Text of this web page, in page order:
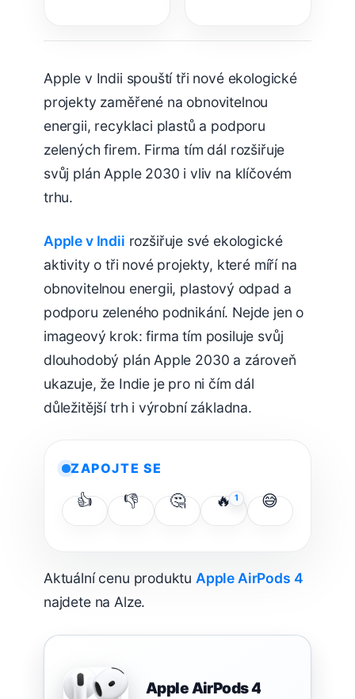
Apple v Indii spouští tři nové ekologické
projekty zaměřené na obnovitelnou
energii, recyklaci plastů a podporu
zelených firem. Firma tím dál rozšiřuje
svůj plán Apple 2030 i vliv na klíčovém
trhu.
Apple v Indii rozšiřuje své ekologické
aktivity o tři nové projekty, které míří na
obnovitelnou energii, plastový odpad a
podporu zeleného podnikání. Nejde jen o
imageový krok: firma tím posiluje svůj
dlouhodobý plán Apple 2030 a zároveň
ukazuje, že Indie je pro ni čím dál
důležitější trh i výrobní základna.
ZAPOJTE SE
👍 👎 🤔 🔥 1 😅
Aktuální cenu produktu Apple AirPods 4
najdete na Alze.
Apple AirPods 4